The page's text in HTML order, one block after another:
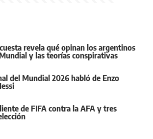
revela qué opinan los argentinos
y las teorías conspirativas
del Mundial 2026 habló de Enzo
de FIFA contra la AFA y tres